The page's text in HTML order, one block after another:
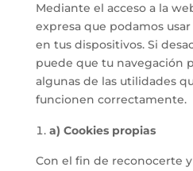
Mediante el acceso a la
expresa que podamos
en tus dispositivos. Si
puede que tu navegación
algunas de las utilidades
funcionen correctamente.
a) Cookies propias
Con el fin de reconocerte